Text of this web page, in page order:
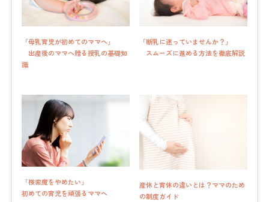
「母乳育児が初めてのママへ」
出産後のママへ贈る授乳の基礎知
識
「断乳に迷っていませんか？」
スムーズに進める方法を徹底解説
「検索魔をやめたい」
初めての育児を頑張るママへ
産休と育休の違いとは？ママのため
の制度ガイド